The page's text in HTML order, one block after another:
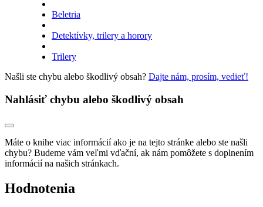
Beletria
Detektívky, trilery a horory
Trilery
Našli ste chybu alebo škodlivý obsah? Dajte nám, prosím, vedieť!
Nahlásiť chybu alebo škodlivý obsah
Máte o knihe viac informácií ako je na tejto stránke alebo ste našli
chybu? Budeme vám veľmi vďační, ak nám pomôžete s doplnením
informácií na našich stránkach.
Hodnotenia